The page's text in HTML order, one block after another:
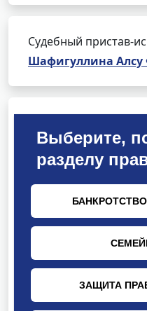
Судебный пристав-
Шафигуллина Алсу